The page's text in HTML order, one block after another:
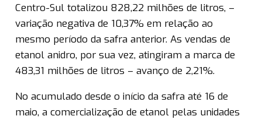
Centro-Sul totalizou 828,22 milhões de litros, –
variação negativa de 10,37% em relação ao
mesmo período da safra anterior. As vendas de
etanol anidro, por sua vez, atingiram a marca de
483,31 milhões de litros – avanço de 2,21%.
No acumulado desde o início da safra até 16 de
maio, a comercialização de etanol pelas unidades